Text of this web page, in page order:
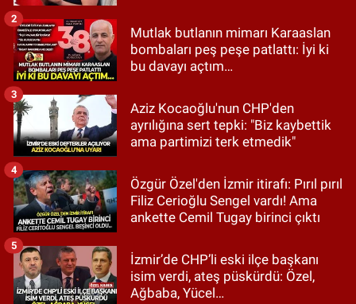
Mutlak butlanın mimarı Karaaslan
bombaları peş peşe patlattı: İyi ki
bu davayı açtım…
2
Aziz Kocaoğlu'nun CHP'den
ayrılığına sert tepki: "Biz kaybettik
ama partimizi terk etmedik"
3
Özgür Özel'den İzmir itirafı: Pırıl pırıl
Filiz Cerioğlu Sengel vardı! Ama
ankette Cemil Tugay birinci çıktı
4
İzmir’de CHP’li eski ilçe başkanı
isim verdi, ateş püskürdü: Özel,
Ağbaba, Yücel…
5